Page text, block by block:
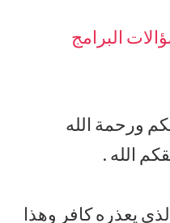
البرامج
ورحمة الله
الله .
يعذره كافر وهذا